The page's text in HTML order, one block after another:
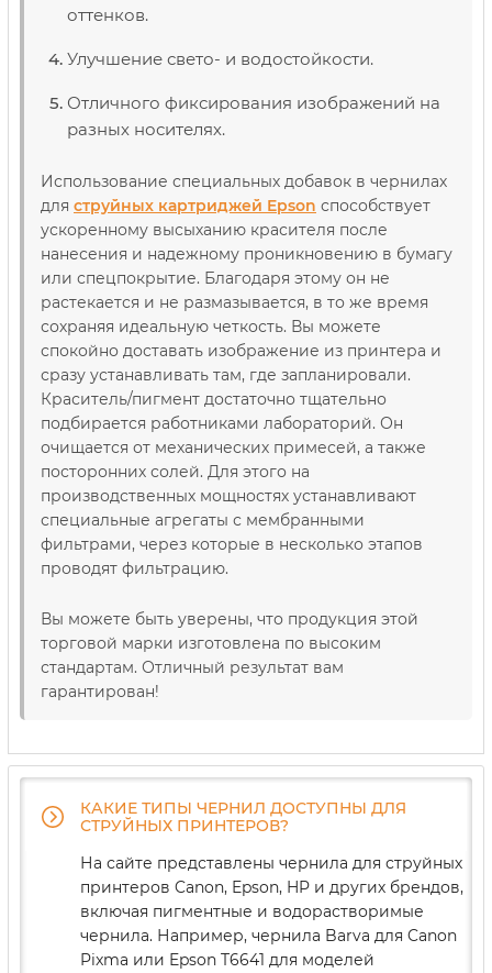
оттенков.
Улучшение свето- и водостойкости.
Отличного фиксирования изображений на
разных носителях.
Использование специальных добавок в чернилах
для струйных картриджей Epson способствует
ускоренному высыханию красителя после
нанесения и надежному проникновению в бумагу
или спецпокрытие. Благодаря этому он не
растекается и не размазывается, в то же время
сохраняя идеальную четкость. Вы можете
спокойно доставать изображение из принтера и
сразу устанавливать там, где запланировали.
Краситель/пигмент достаточно тщательно
подбирается работниками лабораторий. Он
очищается от механических примесей, а также
посторонних солей. Для этого на
производственных мощностях устанавливают
специальные агрегаты с мембранными
фильтрами, через которые в несколько этапов
проводят фильтрацию.
Вы можете быть уверены, что продукция этой
торговой марки изготовлена ​​по высоким
стандартам. Отличный результат вам
гарантирован!
КАКИЕ ТИПЫ ЧЕРНИЛ ДОСТУПНЫ ДЛЯ
СТРУЙНЫХ ПРИНТЕРОВ?
На сайте представлены чернила для струйных
принтеров Canon, Epson, HP и других брендов,
включая пигментные и водорастворимые
чернила. Например, чернила Barva для Canon
Pixma или Epson T6641 для моделей